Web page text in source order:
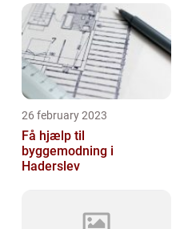
26 february 2023
Få hjælp til
byggemodning i
Haderslev